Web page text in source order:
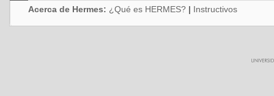
Acerca de Hermes: ¿Qué es HERMES? | Instructivos